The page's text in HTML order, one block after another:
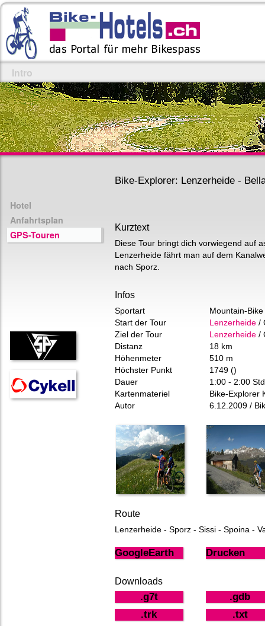
Intro
Hotel
Anfahrtsplan
GPS-Touren
Bike-Explorer: Lenzerheide -
Kurztext
Diese Tour bringt dich vorwiegend auf
Lenzerheide fährt man auf dem
nach Sporz.
Infos
Sportart
Mountain-Bike
Start der Tour
Lenzerheide /
Ziel der Tour
Lenzerheide /
Distanz
18 km
Höhenmeter
510 m
Höchster Punkt
1749 ()
Dauer
1:00 - 2:00
Kartenmateriel
Bike-Explorer
Autor
6.12.2009 /
Route
Lenzerheide - Sporz - Sissi - Spoina -
GoogleEarth Drucken
Downloads
.g7t
.gdb
.trk
.txt